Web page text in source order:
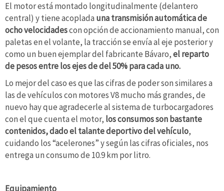
El motor está montado longitudinalmente (delantero
central) y tiene acoplada una transmisión automática de
ocho velocidadescon opción de accionamiento manual, con
paletas en el volante, la tracción se envía al eje posterior y
como un buen ejemplar del fabricante Bávaro,el reparto
de pesos entre los ejes de del 50% para cada uno.
Lo mejor del caso es que las cifras de poder son similares a
las de vehículos con motores V8 mucho más grandes, de
nuevo hay que agradecerle al sistema de turbocargadores
con el que cuenta el motor, los consumos son bastante
contenidos, dado el talante deportivo del vehículo,
cuidando los “acelerones” y según las cifras oficiales, nos
entrega un consumo de 10.9 km por litro.
Equipamiento